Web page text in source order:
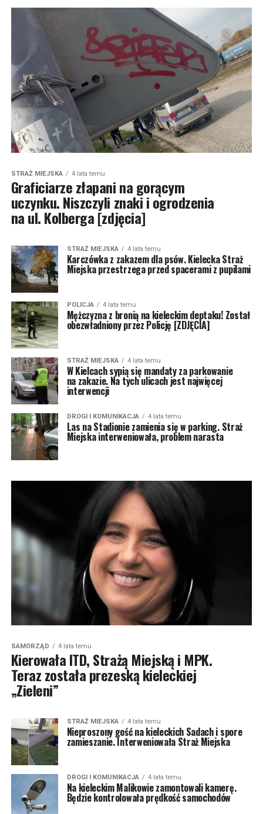
STRAŻ MIEJSKA 4 lata temu
Graficiarze złapani na gorącym
uczynku. Niszczyli znaki i ogrodzenia
na ul. Kolberga [zdjęcia]
STRAŻ MIEJSKA 4 lata temu
Karczówka z zakazem dla psów. Kielecka Straż
Miejska przestrzega przed spacerami z pupilami
POLICJA 4 lata temu
Mężczyzna z bronią na kieleckim deptaku! Został
obezwładniony przez Policję [ZDJĘCIA]
STRAŻ MIEJSKA 4 lata temu
W Kielcach sypią się mandaty za parkowanie
na zakazie. Na tych ulicach jest najwięcej
interwencji
DROGI I KOMUNIKACJA 4 lata temu
Las na Stadionie zamienia się w parking. Straż
Miejska interweniowała, problem narasta
SAMORZĄD 4 lata temu
Kierowała ITD, Strażą Miejską i MPK.
Teraz została prezeską kieleckiej
„Zieleni”
STRAŻ MIEJSKA 4 lata temu
Nieproszony gość na kieleckich Sadach i spore
zamieszanie. Interweniowała Straż Miejska
DROGI I KOMUNIKACJA 4 lata temu
Na kieleckim Malikowie zamontowali kamerę.
Będzie kontrolowała prędkość samochodów